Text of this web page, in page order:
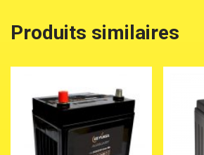
Produits similaires